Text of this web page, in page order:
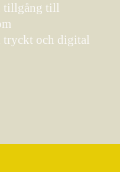
tillgång till
tryckt och digital